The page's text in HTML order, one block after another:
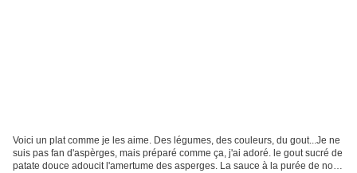
Voici un plat comme je les aime. Des légumes, des couleurs, du gout...Je ne
suis pas fan d'aspèrges, mais préparé comme ça, j'ai adoré. le gout sucré de
patate douce adoucit l'amertume des asperges. La sauce à la purée de noix